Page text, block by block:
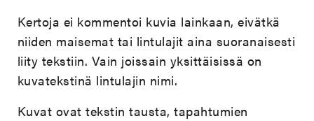
Kertoja ei kommentoi kuvia lainkaan, eivätkä
niiden maisemat tai lintulajit aina suoranaisesti
liity tekstiin. Vain joissain yksittäisissä on
kuvatekstinä lintulajin nimi.
Kuvat ovat tekstin tausta, tapahtumien